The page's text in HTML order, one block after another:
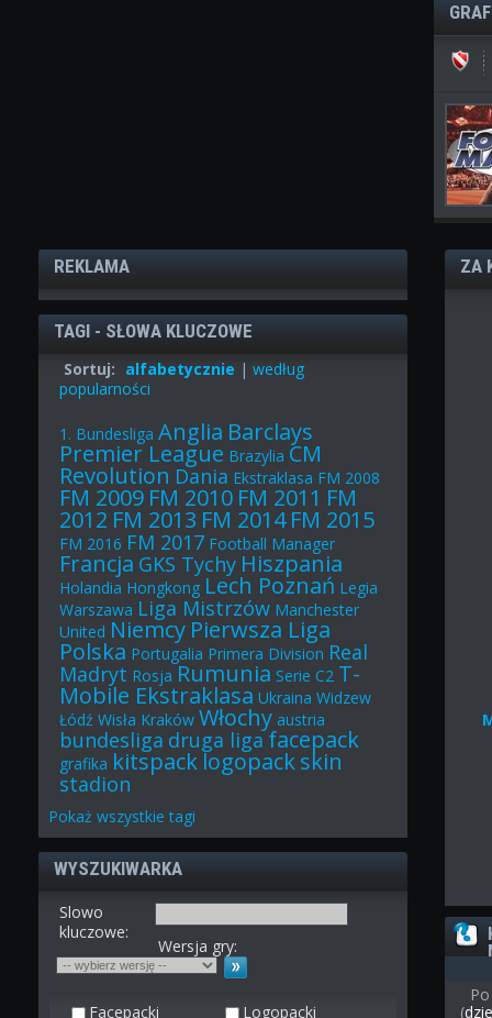
REKLAMA
TAGI - SŁOWA KLUCZOWE
Sortuj: alfabetycznie |według
popularności
1. Bundesliga Anglia Barclays
Premier League Brazylia CM
Revolution Dania Ekstraklasa FM 2008
FM 2009 FM 2010 FM 2011 FM
2012 FM 2013 FM 2014 FM 2015
FM 2016 FM 2017 Football Manager
Francja GKS Tychy Hiszpania
Holandia Hongkong Lech Poznań Legia
Warszawa Liga Mistrzów Manchester
United Niemcy Pierwsza Liga
Polska Portugalia Primera Division Real
Madryt Rosja Rumunia Serie C2 T-
Mobile Ekstraklasa Ukraina Widzew
Łódź Wisła Kraków Włochy austria
bundesliga druga ligafacepack
grafika kitspacklogopackskin
stadion
Pokażwszystkie tagi
WYSZUKIWARKA
Slowo
kluczowe:
Wersja gry:
Facepacki
Logopacki
ZA
(